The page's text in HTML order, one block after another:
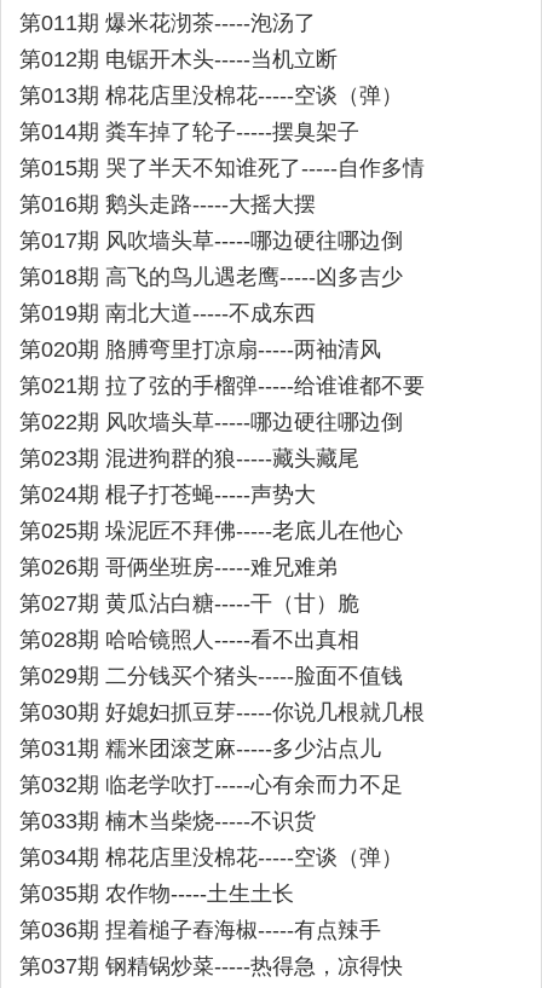
第011期 爆米花沏茶-----泡汤了
第012期 电锯开木头-----当机立断
第013期 棉花店里没棉花-----空谈（弹）
第014期 粪车掉了轮子-----摆臭架子
第015期 哭了半天不知谁死了-----自作多情
第016期 鹅头走路-----大摇大摆
第017期 风吹墙头草-----哪边硬往哪边倒
第018期 高飞的鸟儿遇老鹰-----凶多吉少
第019期 南北大道-----不成东西
第020期 胳膊弯里打凉扇-----两袖清风
第021期 拉了弦的手榴弹-----给谁谁都不要
第022期 风吹墙头草-----哪边硬往哪边倒
第023期 混进狗群的狼-----藏头藏尾
第024期 棍子打苍蝇-----声势大
第025期 垛泥匠不拜佛-----老底儿在他心
第026期 哥俩坐班房-----难兄难弟
第027期 黄瓜沾白糖-----干（甘）脆
第028期 哈哈镜照人-----看不出真相
第029期 二分钱买个猪头-----脸面不值钱
第030期 好媳妇抓豆芽-----你说几根就几根
第031期 糯米团滚芝麻-----多少沾点儿
第032期 临老学吹打-----心有余而力不足
第033期 楠木当柴烧-----不识货
第034期 棉花店里没棉花-----空谈（弹）
第035期 农作物-----土生土长
第036期 捏着槌子舂海椒-----有点辣手
第037期 钢精锅炒菜-----热得急，凉得快